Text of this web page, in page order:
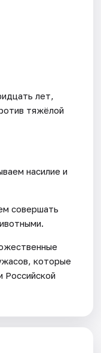
лет,
тяжёлой
насилие и
совершать
которые
Российской